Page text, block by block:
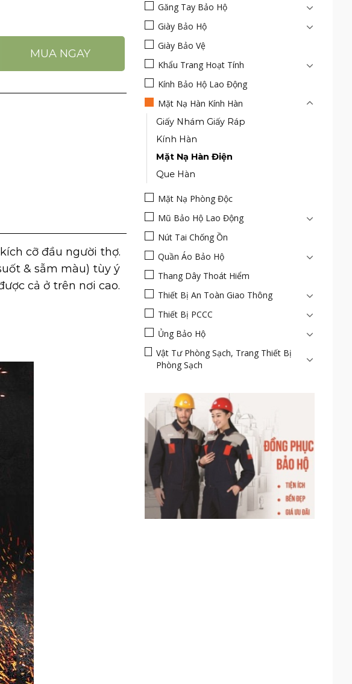
Chống Tia Cực Tím Bảo Vệ Mắt số lượng
MUA NGAY
cỡ đầu người thợ.
& sẫm màu) tùy ý
cả ở trên nơi cao.
Găng Tay Bảo Hộ
Giày Bảo Hộ
Giày Bảo Vệ
Khẩu Trang Hoạt Tính
Kính Bảo Hộ Lao Động
Mặt Nạ Hàn Kính Hàn
Giấy Nhám Giấy Ráp
Kính Hàn
Mặt Nạ Hàn Điện
Que Hàn
Mặt Nạ Phòng Độc
Mũ Bảo Hộ Lao Động
Nút Tai Chống Ồn
Quần Áo Bảo Hộ
Thang Dây Thoát Hiểm
Thiết Bị An Toàn Giao Thông
Thiết Bị PCCC
Ủng Bảo Hộ
Vật Tư Phòng Sạch, Trang Thiết Bị
Phòng Sạch